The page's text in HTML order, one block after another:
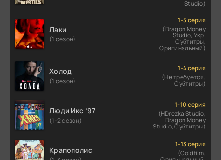
Studio)
Лаки
(1 сезон)
1-5 серия
(Dragon Money
Studio, Укр.
Субтитры,
Оригинальный)
Холод
(1 сезон)
1-4 серия
(Не требуется,
Субтитры)
Люди Икс ’97
(1-2 сезон)
1-10 серия
(HDrezka Studio,
Dragon Money
Studio, Субтитры)
Крапополис
1-13 серия
(Coldfilm,